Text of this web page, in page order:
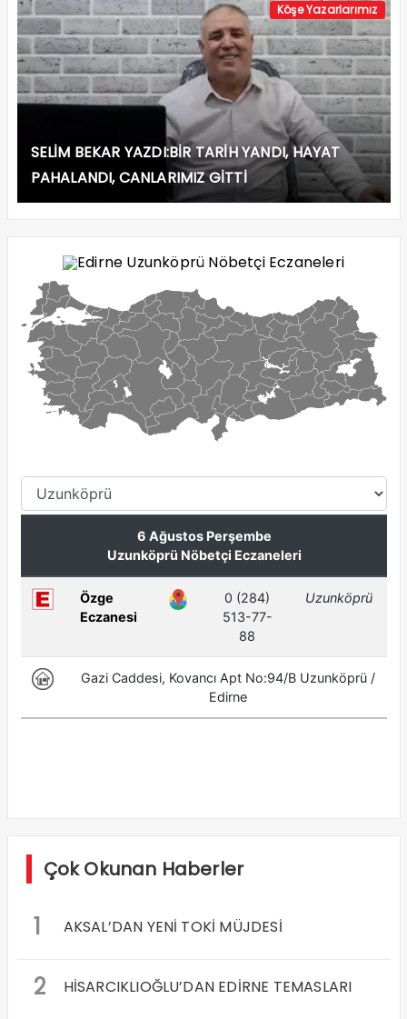
Köşe Yazarlarımız
SELİM BEKAR YAZDI:BİR TARİH YANDI, HAYAT
PAHALANDI, CANLARIMIZ GİTTİ
Çok Okunan Haberler
1 AKSAL’DAN YENİ TOKİ MÜJDESİ
2 HİSARCIKLIOĞLU’DAN EDİRNE TEMASLARI